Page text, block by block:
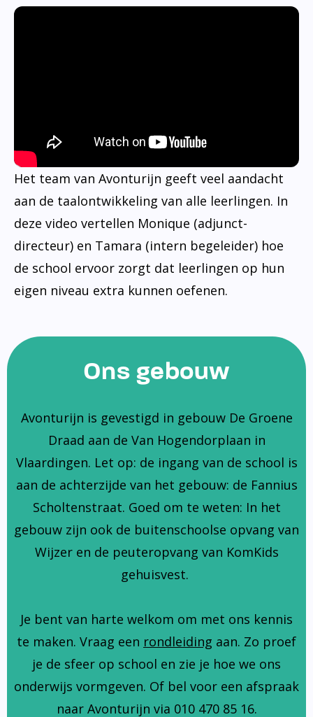
Het team van Avonturijn geeft veel aandacht
aan de taalontwikkeling van alle leerlingen. In
deze video vertellen Monique (adjunct-
directeur) en Tamara (intern begeleider) hoe
de school ervoor zorgt dat leerlingen op hun
eigen niveau extra kunnen oefenen.
Ons gebouw
Avonturijn is gevestigd in gebouw De Groene
Draad aan de Van Hogendorplaan in
Vlaardingen. Let op: de ingang van de school is
aan de achterzijde van het gebouw: de Fannius
Scholtenstraat. Goed om te weten: In het
gebouw zijn ook de buitenschoolse opvang van
Wijzer en de peuteropvang van KomKids
gehuisvest.
Je bent van harte welkom om met ons kennis
te maken. Vraag een rondleiding aan. Zo proef
je de sfeer op school en zie je hoe we ons
onderwijs vormgeven. Of bel voor een afspraak
naar Avonturijn via 010 470 85 16.